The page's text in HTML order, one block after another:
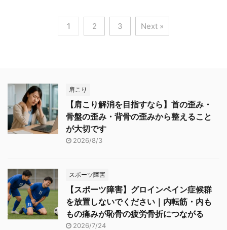
1 2 3 Next »
肩こり
【肩こり解消を目指すなら】首の歪み・
骨盤の歪み・背骨の歪みから整えること
が大切です
2026/8/3
スポーツ障害
【スポーツ障害】グロインペイン症候群
を放置しないでください｜内転筋・内も
もの痛みが恥骨の疲労骨折につながる
2026/7/24